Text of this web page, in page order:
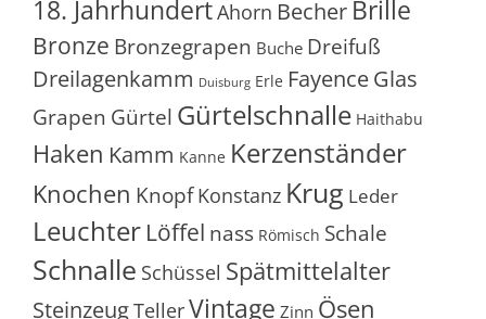
18. JahrhundertAhorn Becher Brille
Bronze Bronzegrapen Buche Dreifuß
Dreilagenkamm Duisburg Erle FayenceGlas
Grapen Gürtel Gürtelschnalle Haithabu
Haken Kamm Kanne Kerzenständer
Knochen Knopf Konstanz Krug Leder
Leuchter Löffel nass Römisch Schale
Schnalle Schüssel Spätmittelalter
SteinzeugTellerVintage Zinn Ösen